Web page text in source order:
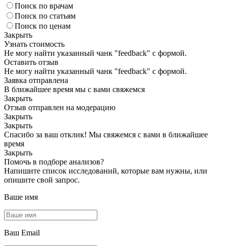
Поиск по врачам
Поиск по статьям
Поиск по ценам
Закрыть
Узнать стоимость
Не могу найти указанный чанк "feedback" с формой.
Оставить отзыв
Не могу найти указанный чанк "feedback" с формой.
Заявка отправлена
В ближайшее время мы с вами свяжемся
Закрыть
Отзыв отправлен на модерацию
Закрыть
Закрыть
Спасибо за ваш отклик! Мы свяжемся с вами в ближайшее
время
Закрыть
Помочь в подборе анализов?
Напишите список исследований, которые вам нужны, или
опишите свой запрос.
Ваше имя
Ваш Email